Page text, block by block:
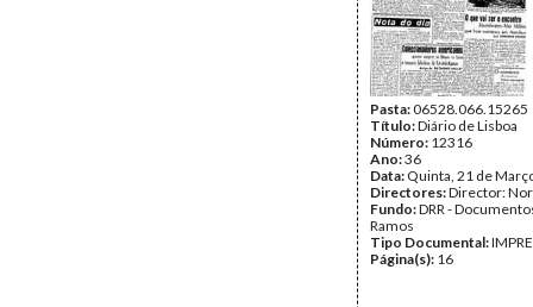
Pasta:06528.066.15265
Título:Diário de Lisboa
Número: 12316
Ano:36
Data: Quinta, 21 de
Directores:Director:
Fundo:DRR -
Ramos
Tipo Documental:
Página(s): 16